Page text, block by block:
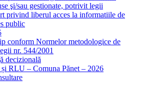
şi/sau gestionate, potrivit legii
privind liberul acces la informatiile de
public
conform Normelor metodologice de
nr. 544/2001
decizională
RLU – Comuna Pănet – 2026